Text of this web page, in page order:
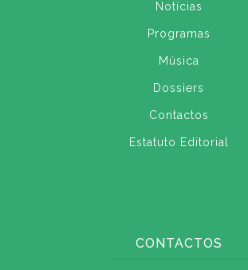
Notícias
Programas
Música
Dossiers
Contactos
Estatuto Editorial
CONTACTOS